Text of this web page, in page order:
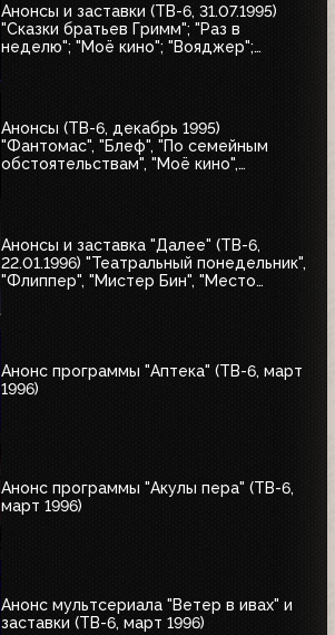
Анонсы и заставки (ТВ-6, 31.07.1995)
"Сказки братьев Гримм"; "Раз в
неделю"; "Моё кино"; "Вояджер";
Анонсы (ТВ-6, декабрь 1995)
"Фантомас", "Блеф", "По семейным
обстоятельствам", "Моё кино",
Анонсы и заставка "Далее" (ТВ-6,
22.01.1996) "Театральный понедельник",
"Флиппер", "Мистер Бин", "Место
Анонс программы "Аптека" (ТВ-6, март
1996)
Анонс программы "Акулы пера" (ТВ-6,
март 1996)
Анонс мультсериала "Ветер в ивах" и
заставки (ТВ-6, март 1996)